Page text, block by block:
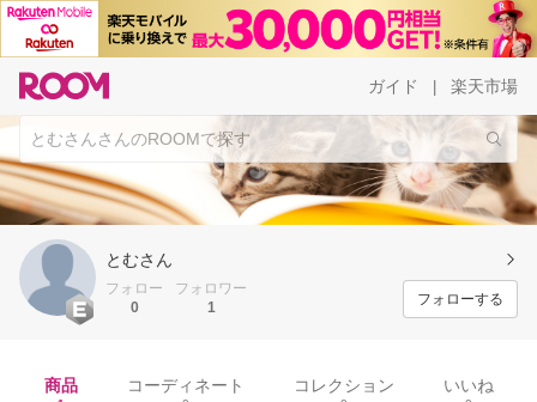
ガイド 楽天市場
とむさん
フォロー
0
フォロワー
1
フォローする
商品 コーディネート コレクション いいね